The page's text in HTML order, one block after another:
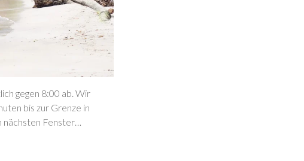
gegen 8:00 ab. Wir
bis zur Grenze in
nächsten Fenster…